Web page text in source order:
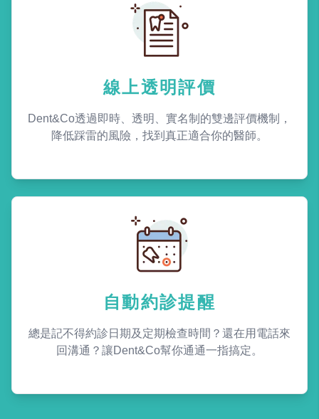
線上透明評價
Dent&Co透過即時、透明、實名制的雙邊評價機制，
降低踩雷的風險，找到真正適合你的醫師。
自動約診提醒
總是記不得約診日期及定期檢查時間？還在用電話來
回溝通？讓Dent&Co幫你通通一指搞定。